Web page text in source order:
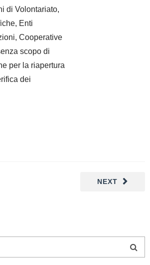
di Volontariato,
Enti
Cooperative
scopo di
per la riapertura
dei
NEXT